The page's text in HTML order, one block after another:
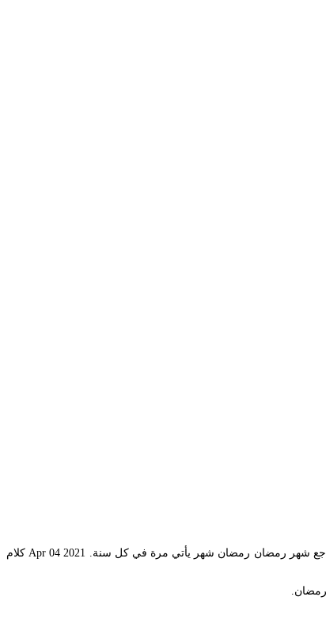
. شهر رمضان هو التحدي الأكبر بحق لامتحان الإرادة البشرية في الصيام والقيام وعمل الخير وتنقية النفس من أخطائها الكثيرة. المراجع شهر رمضان رمضان شهر يأتي مرة في كل سنة. Apr 04 2021 كلام